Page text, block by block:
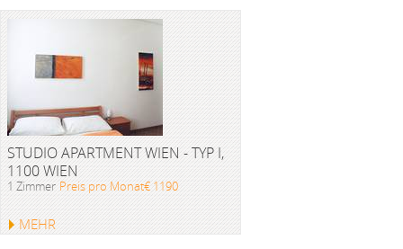
STUDIO APARTMENT WIEN - TYP I,
1100 WIEN
1 Zimmer Preis pro Monat€ 1190
MEHR